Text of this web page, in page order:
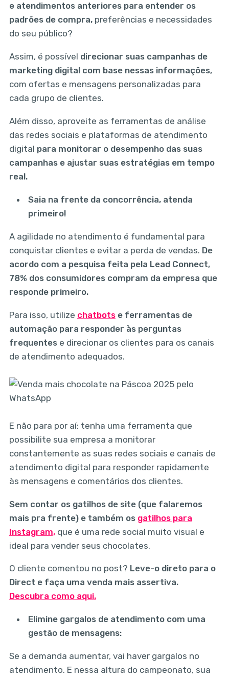
e atendimentos anteriores para entender os
padrões de compra,preferências e necessidades
do seu público?
Assim, é possível direcionar suas campanhas de
marketing digital com base nessas informações,
com ofertas e mensagens personalizadas para
cada grupo de clientes.
Além disso, aproveite as ferramentas de análise
das redes sociais e plataformas de atendimento
digital para monitorar o desempenho das suas
campanhas e ajustar suas estratégias em tempo
real.
Saia na frente da concorrência, atenda
primeiro!
A agilidade no atendimento é fundamental para
conquistar clientes e evitar a perda de vendas. De
acordo com a pesquisa feita pela Lead Connect,
78% dos consumidores compram da empresa que
responde primeiro.
Para isso, utilize chatbotse ferramentas de
automação para responder às perguntas
frequentese direcionar os clientes para os canais
de atendimento adequados.
E não para por aí: tenha uma ferramenta que
possibilite sua empresa a monitorar
constantemente as suas redes sociais e canais de
atendimento digital para responder rapidamente
às mensagens e comentários dos clientes.
Sem contar os gatilhos de site (que falaremos
mais pra frente) e também os gatilhos para
Instagram,que é uma rede social muito visual e
ideal para vender seus chocolates.
O cliente comentou no post? Leve-o direto para o
Direct e faça uma venda mais assertiva.
Descubra como aqui.
Elimine gargalos de atendimento com uma
gestão de mensagens:
Se a demanda aumentar, vai haver gargalos no
atendimento. E nessa altura do campeonato, sua